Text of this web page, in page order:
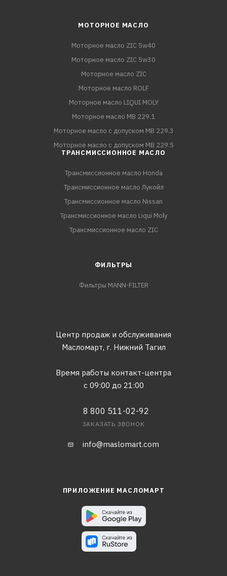
МОТОРНОЕ МАСЛО
Моторное масло ZIC 5w40
Моторное масло ZIC 5w30
Моторное масло ZIC
Моторное масло ROLF
Моторное масло LIQUI MOLY
Моторное масло MB 229.1
Моторное масло с допуском MB 229.3
Моторное масло с допуском MB 229.5
ТРАНСМИССИОННОЕ МАСЛО
Трансмиссионное масло Honda
Трансмиссионное масло Лукойл
Трансмиссионное масло Nissan
Трансмиссионное масло Liqui Moly
Трансмиссионное масло ZIC
ФИЛЬТРЫ
Фильтры MANN-FILTER
Центр продаж и обслуживания
Масломарт, г. Нижний Тагил
Время работы контакт-центра
с 09:00 до 21:00
8 800 511-02-92
ЗАКАЗАТЬ ЗВОНОК
info@maslomart.com
ПРИЛОЖЕНИЕ МАСЛОМАРТ